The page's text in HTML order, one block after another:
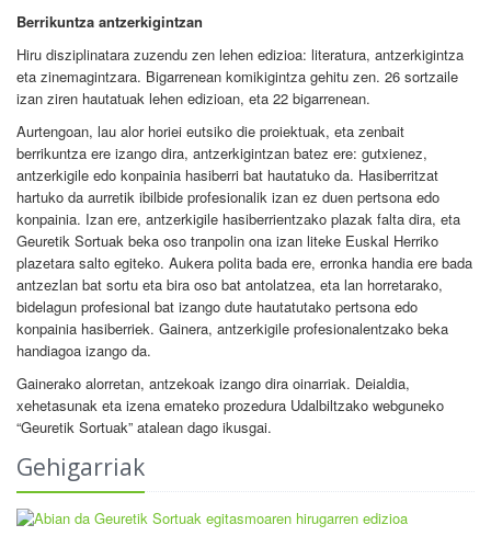
Berrikuntza antzerkigintzan
Hiru disziplinatara zuzendu zen lehen edizioa: literatura, antzerkigintza
eta zinemagintzara. Bigarrenean komikigintza gehitu zen. 26 sortzaile
izan ziren hautatuak lehen edizioan, eta 22 bigarrenean.
Aurtengoan, lau alor horiei eutsiko die proiektuak, eta zenbait
berrikuntza ere izango dira, antzerkigintzan batez ere: gutxienez,
antzerkigile edo konpainia hasiberri bat hautatuko da. Hasiberritzat
hartuko da aurretik ibilbide profesionalik izan ez duen pertsona edo
konpainia. Izan ere, antzerkigile hasiberrientzako plazak falta dira, eta
Geuretik Sortuak beka oso tranpolin ona izan liteke Euskal Herriko
plazetara salto egiteko. Aukera polita bada ere, erronka handia ere bada
antzezlan bat sortu eta bira oso bat antolatzea, eta lan horretarako,
bidelagun profesional bat izango dute hautatutako pertsona edo
konpainia hasiberriek. Gainera, antzerkigile profesionalentzako beka
handiagoa izango da.
Gainerako alorretan, antzekoak izango dira oinarriak. Deialdia,
xehetasunak eta izena emateko prozedura Udalbiltzako webguneko
“Geuretik Sortuak” atalean dago ikusgai.
Gehigarriak